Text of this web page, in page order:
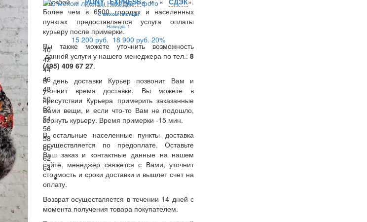
Более чем в 6500 городах и населенных
пунктах предоставляется услуга оплаты
курьеру после примерки.
Вы также можете уточнить возможность
данной услуги у нашего менеджера по тел.: 8
(495) 409 67 27.
В день доставки Курьер позвонит Вам и
уточнит время доставки. Вы можете в
присутствии Курьера примерить заказанные
Вами вещи, и если что-то Вам не подошло,
вернуть курьеру. Время примерки -15 мин.
В остальные населенные пункты доставка
осуществляется по предоплате. Оставьте
Ваш заказ и контактные данные на нашем
сайте, менеджер свяжется с Вами, уточнит
стоимость и сроки доставки и вышлет счет на
оплату.
Возврат осуществляется в течении 14 дней с
момента получения товара покупателем.
С мехом лисицы
Накидка 1
15 200 руб. 18 900 руб. 20%
40
42
44
46
48
50
52
54
56
58
60
62
64